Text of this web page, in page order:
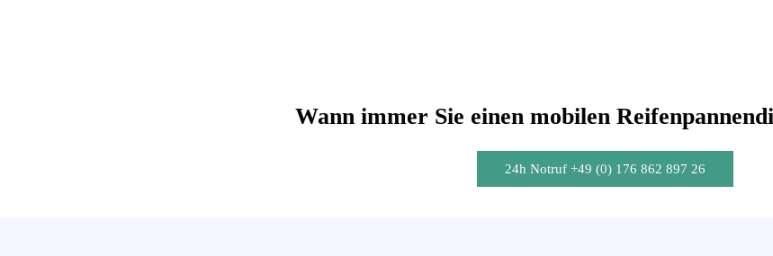
Wann immer Sie einen mobilen
24h Notruf +49 (0) 176 862 897 26